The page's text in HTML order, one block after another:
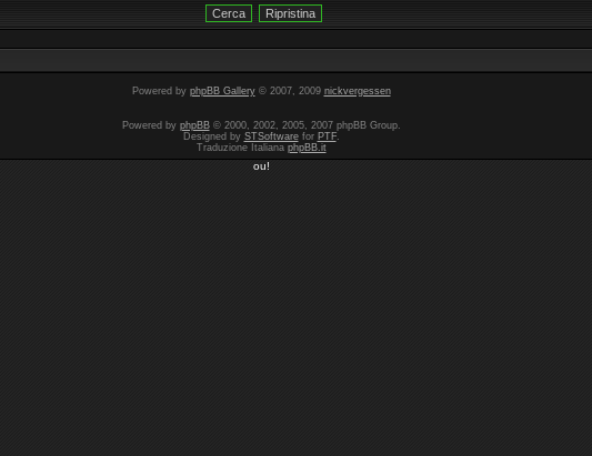
Powered by phpBB Gallery© 2007, 2009 nickvergessen
Powered by phpBB© 2000, 2002, 2005, 2007 phpBB Group.
Designed by STSoftwarefor PTF.
Traduzione Italiana phpBB.it
ou!